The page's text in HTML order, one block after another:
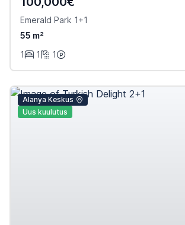
Emerald Park 1+1
55 m²
1
1 1
Alanya Keskus
Uus kuulutus